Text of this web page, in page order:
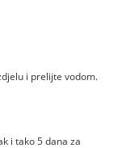
i prelijte vodom.
i tako 5 dana za